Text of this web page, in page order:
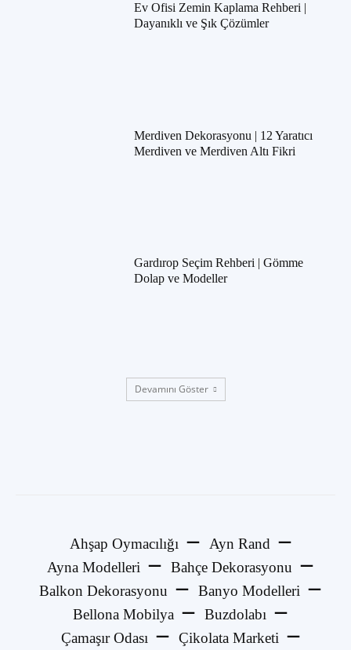
Ev Ofisi Zemin Kaplama Rehberi |
Dayanıklı ve Şık Çözümler
Merdiven Dekorasyonu | 12 Yaratıcı
Merdiven ve Merdiven Altı Fikri
Gardırop Seçim Rehberi | Gömme
Dolap ve Modeller
Devamını Göster
Ahşap Oymacılığı
Ayn Rand
Ayna Modelleri
Bahçe Dekorasyonu
Balkon Dekorasyonu
Banyo Modelleri
Bellona Mobilya
Buzdolabı
Çamaşır Odası
Çikolata Marketi